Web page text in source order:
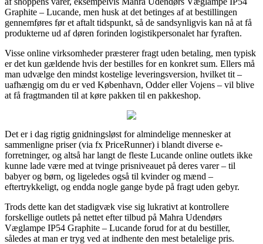
Graphite – Lucande, men husk at det betinges af at bestillingen
gennemføres før et aftalt tidspunkt, så de sandsynligvis kan nå at få
produkterne ud af døren forinden logistikpersonalet har fyraften.
Visse online virksomheder præsterer fragt uden betaling, men typisk
er det kun gældende hvis der bestilles for en konkret sum. Ellers må
man udvælge den mindst kostelige leveringsversion, hvilket tit –
uafhængig om du er ved København, Odder eller Vojens – vil blive
at få fragtmanden til at køre pakken til en pakkeshop.
Det er i dag rigtig gnidningsløst for almindelige mennesker at
sammenligne priser (via fx PriceRunner) i blandt diverse e-
forretninger, og altså har langt de fleste Lucande online outlets ikke
kunne lade være med at tvinge prisniveauet på deres varer – til
babyer og børn, og ligeledes også til kvinder og mænd –
eftertrykkeligt, og endda nogle gange byde på fragt uden gebyr.
Trods dette kan det stadigvæk vise sig lukrativt at kontrollere
forskellige outlets på nettet efter tilbud på Mahra Udendørs
Væglampe IP54 Graphite – Lucande forud for at du bestiller,
således at man er tryg ved at indhente den mest betalelige pris.